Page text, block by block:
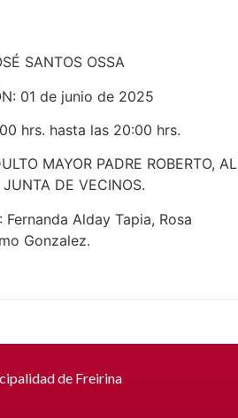
SANTOS OSSA
01 de junio de 2025
hrs. hasta las 20:00 hrs.
MAYOR PADRE ROBERTO, AL
DE VECINOS.
Fernanda Alday Tapia, Rosa
Gonzalez.
de Freirina